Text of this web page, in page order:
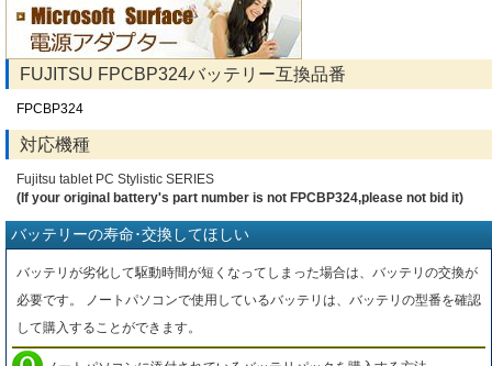
FUJITSU FPCBP324バッテリー互換品番
FPCBP324
対応機種
Fujitsu tablet PC Stylistic SERIES
(If your original battery's part number is not FPCBP324,please not bid it)
バッテリーの寿命･交換してほしい
バッテリが劣化して駆動時間が短くなってしまった場合は、バッテリの交換が
必要です。 ノートパソコンで使用しているバッテリは、バッテリの型番を確認
して購入することができます。